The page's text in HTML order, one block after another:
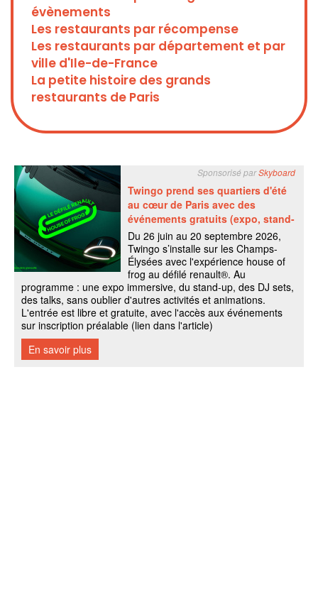
évènements
Les restaurants par récompense
Les restaurants par département et par
ville d'Ile-de-France
La petite histoire des grands
restaurants de Paris